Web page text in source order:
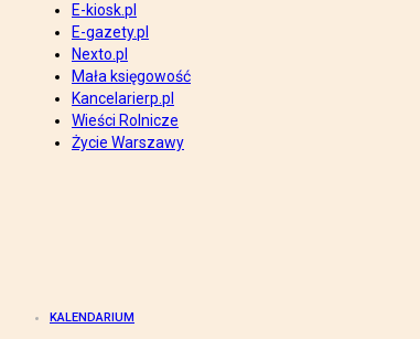
E-kiosk.pl
E-gazety.pl
Nexto.pl
Mała księgowość
Kancelarierp.pl
Wieści Rolnicze
Życie Warszawy
KALENDARIUM